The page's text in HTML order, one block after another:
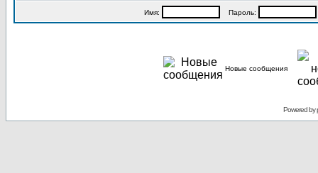
Имя: Пароль:
Новые сообщения
Powered by